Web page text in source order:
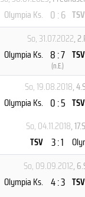
Olympia Ks. 0 : 6 TSV
So, 31.07.2022,
Olympia Ks. 8 : 7
(n.E.)
TSV
So, 19.08.2018,
Olympia Ks. 0 : 5 TSV
So, 04.11.2018,
TSV 3 : 1
So, 09.09.2012,
Olympia Ks. 4 : 3 TSV